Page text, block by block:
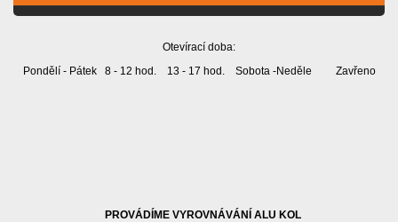
Otevírací doba:
Pondělí - Pátek 8 - 12 hod. 13 - 17 hod. Sobota -Neděle Zavřeno
PROVÁDÍME VYROVNÁVÁNÍ ALU KOL